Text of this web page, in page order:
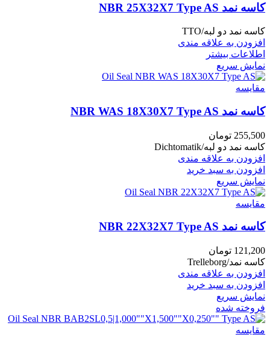
کاسه نمد NBR 25X32X7 Type AS
کاسه نمد دو لبه/TTO
افزودن به علاقه مندی
اطلاعات بیشتر
نمایش سریع
مقايسه
کاسه نمد NBR WAS 18X30X7 Type AS
255,500 تومان
کاسه نمد دو لبه/Dichtomatik
افزودن به علاقه مندی
افزودن به سبد خرید
نمایش سریع
مقايسه
کاسه نمد NBR 22X32X7 Type AS
121,200 تومان
کاسه نمد/Trelleborg
افزودن به علاقه مندی
افزودن به سبد خرید
نمایش سریع
فروخته شده
مقايسه